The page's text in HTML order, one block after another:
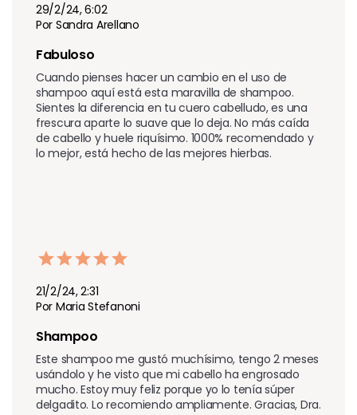
29/2/24, 6:02
Por Sandra Arellano
Fabuloso
Cuando pienses hacer un cambio en el uso de
shampoo aquí está esta maravilla de shampoo.
Sientes la diferencia en tu cuero cabelludo, es una
frescura aparte lo suave que lo deja. No más caída
de cabello y huele riquísimo. 1000% recomendado y
lo mejor, está hecho de las mejores hierbas.
21/2/24, 2:31
Por Maria Stefanoni
Shampoo
Este shampoo me gustó muchísimo, tengo 2 meses
usándolo y he visto que mi cabello ha engrosado
mucho. Estoy muy feliz porque yo lo tenía súper
delgadito. Lo recomiendo ampliamente. Gracias, Dra.